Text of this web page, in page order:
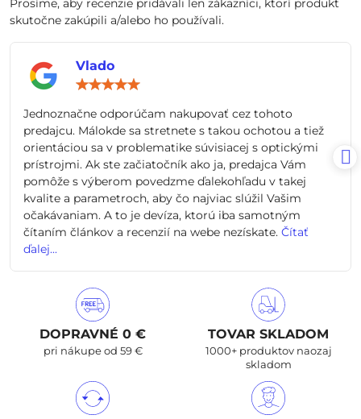
Prosíme, aby recenzie pridávali len zákazníci, ktorí produkt
skutočne zakúpili a/alebo ho používali.
Vlado
5
Jednoznačne odporúčam nakupovať cez tohoto
predajcu. Málokde sa stretnete s takou ochotou a tiež
orientáciou sa v problematike súvisiacej s optickými
prístrojmi. Ak ste začiatočník ako ja, predajca Vám
pomôže s výberom povedzme ďalekohľadu v takej
kvalite a parametroch, aby čo najviac slúžil Vašim
očakávaniam. A to je devíza, ktorú iba samotným
čítaním článkov a recenzií na webe nezískate. Čítať
ďalej...
DOPRAVNÉ 0 €
pri nákupe od 59 €
TOVAR SKLADOM
1000+ produktov naozaj
skladom